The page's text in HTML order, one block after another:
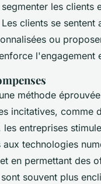
les clients
clients se sentent
ou
méthode
incitatives, comme
entreprises
technologies
en permettant des
souvent plus